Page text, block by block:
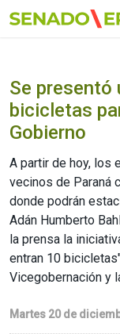
Ir al menú principal
Se presentó
bicicletas
Gobierno
A partir de hoy, los
vecinos de Paraná
donde podrán
Adán Humberto
la prensa la
entran 10
Vicegobernación y
Martes 20 de